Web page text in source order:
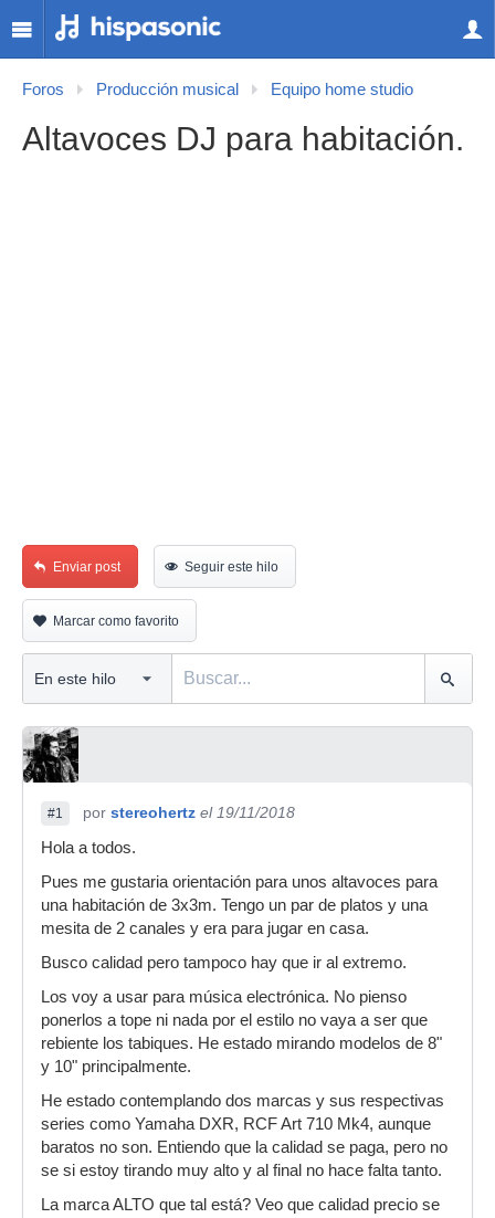
Foros Producción musical Equipo home studio
Altavoces DJ para habitación.
Enviar post Seguir este hilo
Marcar como favorito
#1 por stereohertz el 19/11/2018
Hola a todos.
Pues me gustaria orientación para unos altavoces para
una habitación de 3x3m. Tengo un par de platos y una
mesita de 2 canales y era para jugar en casa.
Busco calidad pero tampoco hay que ir al extremo.
Los voy a usar para música electrónica. No pienso
ponerlos a tope ni nada por el estilo no vaya a ser que
rebiente los tabiques. He estado mirando modelos de 8"
y 10" principalmente.
He estado contemplando dos marcas y sus respectivas
series como Yamaha DXR, RCF Art 710 Mk4, aunque
baratos no son. Entiendo que la calidad se paga, pero no
se si estoy tirando muy alto y al final no hace falta tanto.
La marca ALTO que tal está? Veo que calidad precio se